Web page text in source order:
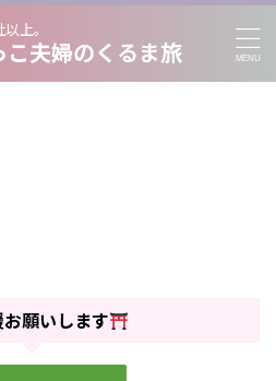
上。
夫婦のくるま旅
願いします